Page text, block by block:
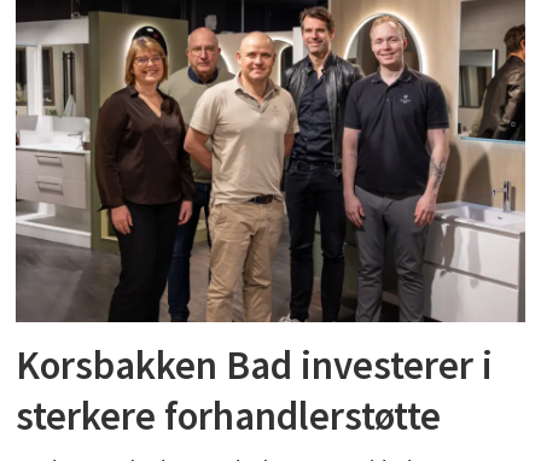
Korsbakken Bad investerer i
sterkere forhandlerstøtte